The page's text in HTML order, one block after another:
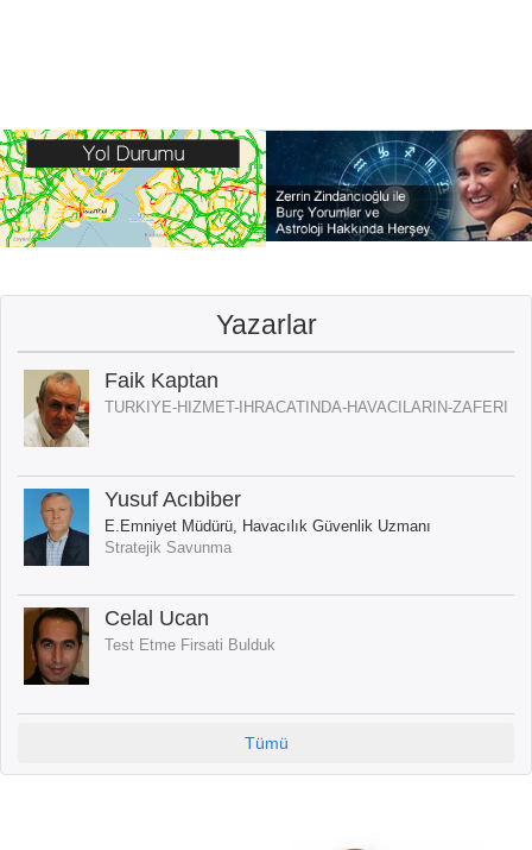
Yazarlar
Faik Kaptan
TURKIYE-HIZMET-IHRACATINDA-HAVACILARIN-ZAFERI
Yusuf Acıbiber
E.Emniyet Müdürü, Havacılık Güvenlik Uzmanı
Stratejik Savunma
Celal Ucan
Test Etme Firsati Bulduk
Tümü